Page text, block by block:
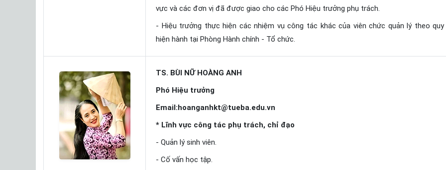
vực và các đơn vị đã được giao cho các Phó Hiệu trưởng phụ trách.
- Hiệu trưởng thực hiện các nhiệm vụ công tác khác của viên chức quản lý theo
hiện hành tại Phòng Hành chính - Tổ chức.
TS. BÙI NỮ HOÀNG ANH
Phó Hiệu trưởng
Email:hoanganhkt@tueba.edu.vn
* Lĩnh vực công tác phụ trách, chỉ đạo
- Quản lý sinh viên.
- Cố vấn học tập.